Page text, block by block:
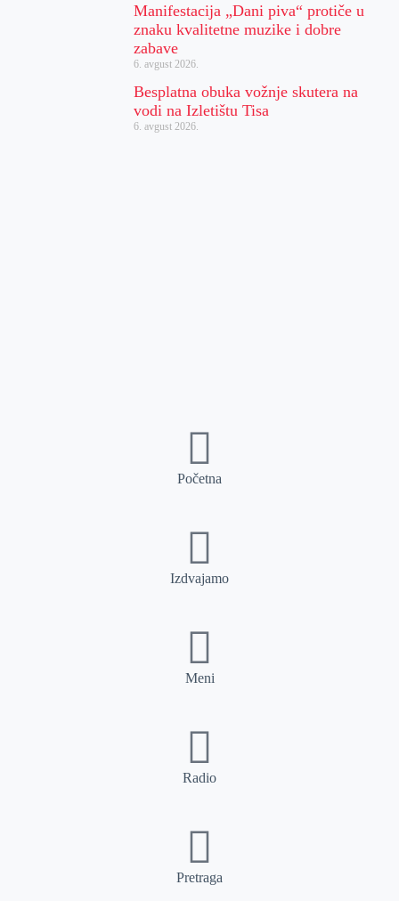
Manifestacija „Dani piva“ protiče u
znaku kvalitetne muzike i dobre
zabave
6. avgust 2026.
Besplatna obuka vožnje skutera na
vodi na Izletištu Tisa
6. avgust 2026.
Početna
Izdvajamo
Meni
Radio
Pretraga